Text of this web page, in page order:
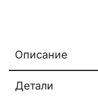
Описание
Детали